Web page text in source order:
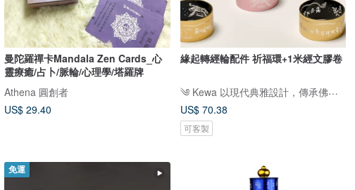
曼陀羅禪卡Mandala Zen Cards_心
靈療癒/占卜/脈輪/心理學/塔羅牌
Athena 圓創者
US$ 29.40
緣起轉經輪配件 祈福環+1米經文膠卷
༄ Kewa 以現代典雅設計，傳承佛教文化之美༄
US$ 70.38
可客製
免運